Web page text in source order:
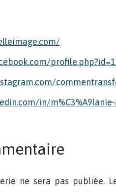
in/m%C3%A9lanie-
ne sera pas publiée.